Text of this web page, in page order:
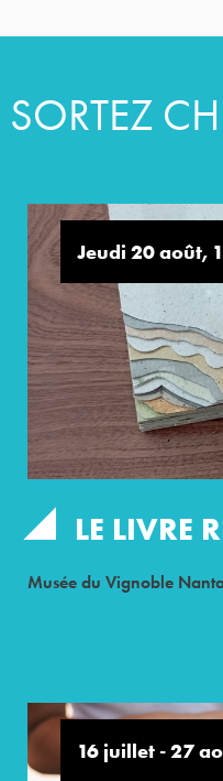
SORTEZ
LE LIVRE
Jeudi 20 août,
Musée du Vignoble
16 juillet - 27